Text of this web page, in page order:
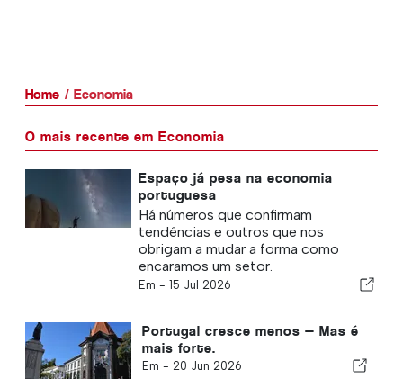
Home Economia
O mais recente em Economia
Espaço já pesa na economia
portuguesa
Há números que confirmam
tendências e outros que nos
obrigam a mudar a forma como
encaramos um setor.
Em - 15 Jul 2026
Portugal cresce menos — Mas é
mais forte.
Em - 20 Jun 2026